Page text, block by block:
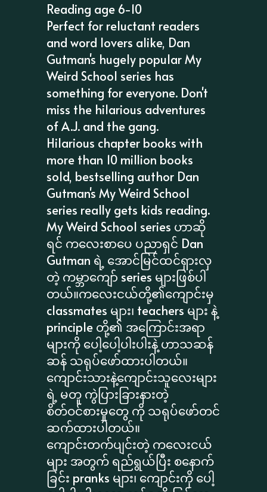
Reading age 6-10
Perfect for reluctant readers
and word lovers alike, Dan
Gutman's hugely popular My
Weird School series has
something for everyone. Don't
miss the hilarious adventures
of A.J. and the gang.
Hilarious chapter books with
more than 10 million books
sold, bestselling author Dan
Gutman's My Weird School
series really gets kids reading.
My Weird School series ဟာဆို
ရင် ကလေးစာပေ ပညာရှင် Dan
Gutman ရဲ့ အောင်မြင်ထင်ရှားလှ
တဲ့ ကမ္ဘာကျော် series များဖြစ်ပါ
တယ်။ကလေးငယ်တို့၏ကျောင်းမှ
classmates များ၊ teachers များ နဲ့
principle တို့၏ အကြောင်းအရာ
များကို ပေါ့ပေါ့ပါးပါးနဲ့ ဟာသဆန်
ဆန် သရုပ်ဖော်ထားပါတယ်။
ကျောင်းသားနဲ့ကျောင်းသူလေးများ
ရဲ့ မတူ ကွဲပြားခြားနားတဲ့
စိတ်ဝင်စားမှုတွေ ကို သရုပ်ဖော်တင်
ဆက်ထားပါတယ်။
ကျောင်းတက်ပျင်းတဲ့ ကလေးငယ်
များ အတွက် ရည်ရွယ်ပြီး စနောက်
ခြင်း pranks များ၊ ကျောင်းကို ပေါ့